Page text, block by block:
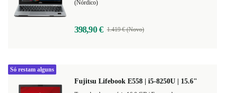
Só restam alguns